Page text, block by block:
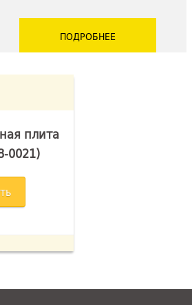
ПОДРОБНЕЕ
плита
0021)